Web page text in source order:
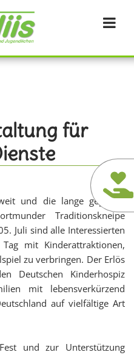
für
und die lange geplante
Traditionskneipe
Juli sind alle Interessierten
mit Kinderattraktionen,
zu verbringen. Der Erlös
Deutschen Kinderhospiz
mit lebensverkürzend
auf vielfältige Art
und zur Unterstützung